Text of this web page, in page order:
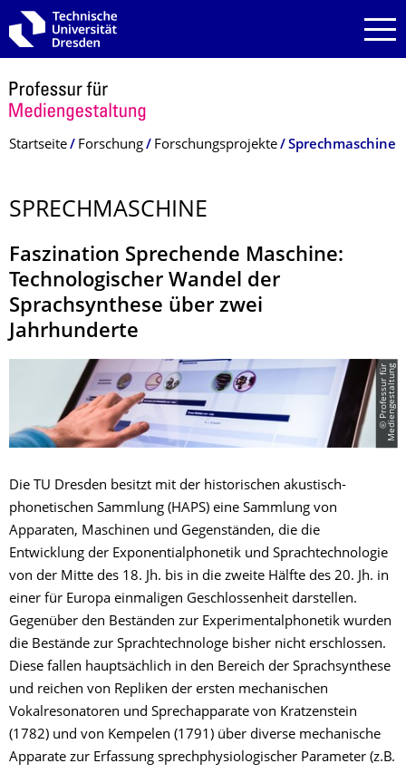
Zur Hauptnavigation springen
Zur Suche springen
Zum Inhalt springen
Breadcrumb-Menü
Startseite Forschung Forschungsprojekte Sprechmaschine
SPRECHMASCHINE
Faszination Sprechende Maschine:
Technologischer Wandel der
Sprachsynthese über zwei
Jahrhunderte
©
P
r
o
f
e
s
s
u
r
f
ü
r
M
e
d
i
e
n
g
e
s
t
a
l
t
u
ng
Die TU Dresden besitzt mit der historischen akustisch-
phonetischen Sammlung (HAPS) eine Sammlung von
Apparaten, Maschinen und Gegenständen, die die
Entwicklung der Exponentialphonetik und Sprachtechnologie
von der Mitte des 18. Jh. bis in die zweite Hälfte des 20. Jh. in
einer für Europa einmaligen Geschlossenheit darstellen.
Gegenüber den Beständen zur Experimentalphonetik wurden
die Bestände zur Sprachtechnologe bisher nicht erschlossen.
Diese fallen hauptsächlich in den Bereich der Sprachsynthese
und reichen von Repliken der ersten mechanischen
Vokalresonatoren und Sprechapparate von Kratzenstein
(1782) und von Kempelen (1791) über diverse mechanische
Apparate zur Erfassung sprechphysiologischer Parameter (z.B.